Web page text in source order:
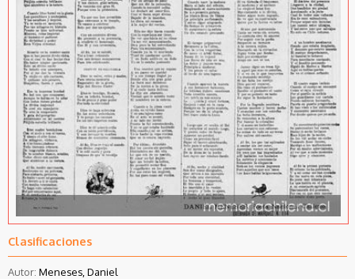
Clasificaciones
Autor: Meneses, Daniel